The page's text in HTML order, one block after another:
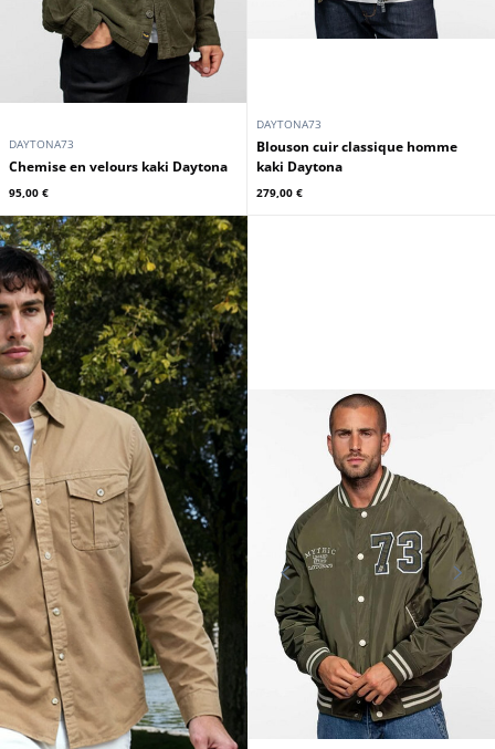
DAYTONA73
Chemise en velours kaki Daytona
95,00 €
DAYTONA73
Blouson cuir classique homme
kaki Daytona
279,00 €